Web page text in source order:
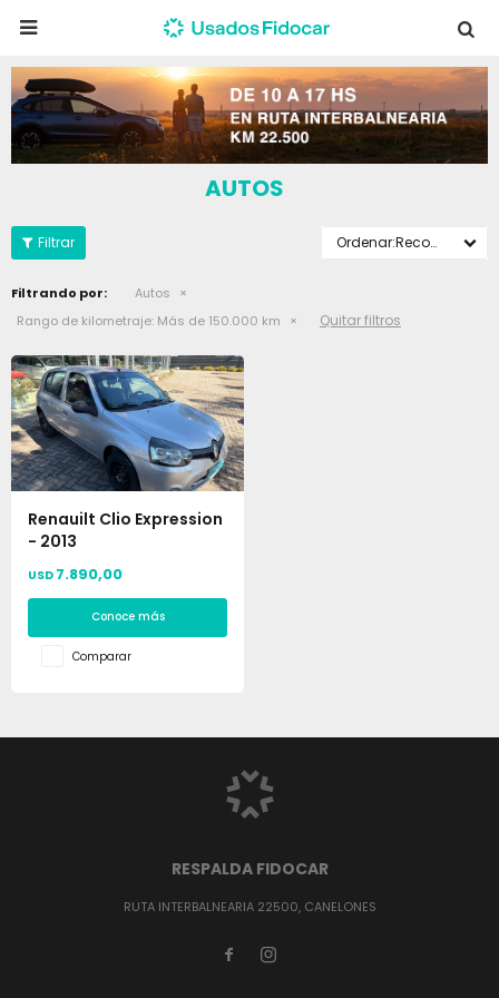

AUTOS
Recomendados
Filtrando por:
Autos
Rango de kilometraje: Más de 150.000 km Quitar filtros
Renauilt Clio Expression
- 2013
USD 7.890,00
Conoce más
Comparar
RESPALDA FIDOCAR
RUTA INTERBALNEARIA 22500, CANELONES
 